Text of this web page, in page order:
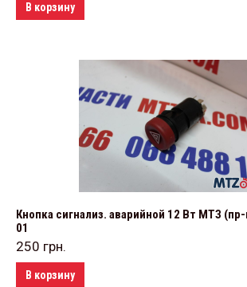
В корзину
Кнопка сигнализ. аварийной 12 Вт МТЗ
01
250 грн.
В корзину